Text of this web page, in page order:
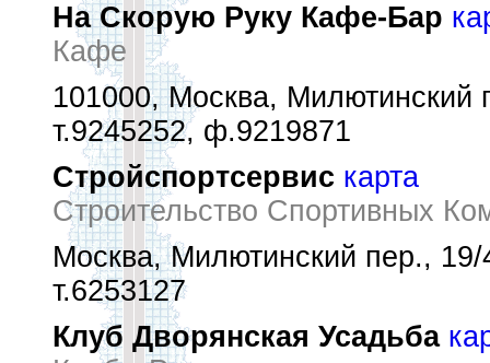
На Скорую Руку Кафе-Бар
Кафе
101000, Москва, Милютинский
т.9245252, ф.9219871
Стройспортсервис карта
Строительство Спортивных
Москва, Милютинский пер., 19/
т.6253127
Клуб Дворянская Усадьба